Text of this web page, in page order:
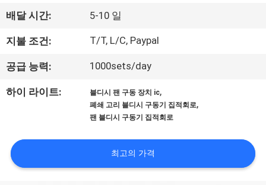
회
사
소
공
배달 시간: 5-10 일
지불 조건: T/T, L/C, Paypal
공급 능력: 1000sets/day
하이 라이트: 블디시 팬 구동 장치 ic,
폐쇄 고리 블디시 구동기 집적회로,
팬 블디시 구동기 집적회로
최고의 가격